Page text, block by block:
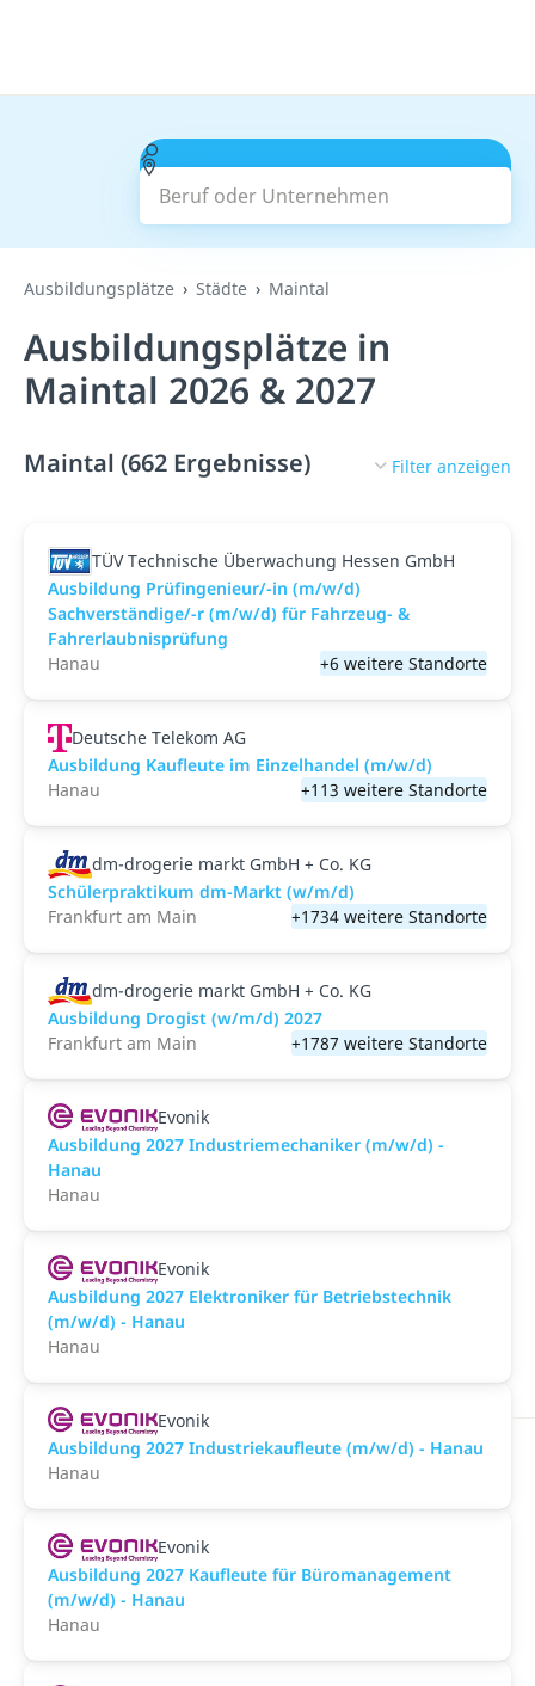
Beruf oder Unternehmen
Suchen
Ausbildungsplätze Städte Maintal
Ausbildungsplätze in
Maintal 2026 & 2027
Maintal (662 Ergebnisse) Filter anzeigen
TÜV Technische Überwachung Hessen GmbH
Ausbildung Prüfingenieur/-in (m/w/d)
Sachverständige/-r (m/w/d) für Fahrzeug- &
Fahrerlaubnisprüfung
Hanau
+6 weitere Standorte
Deutsche Telekom AG
Ausbildung Kaufleute im Einzelhandel (m/w/d)
Hanau
+113 weitere Standorte
dm-drogerie markt GmbH + Co. KG
Schülerpraktikum dm-Markt (w/m/d)
Frankfurt am Main
+1734 weitere Standorte
dm-drogerie markt GmbH + Co. KG
Ausbildung Drogist (w/m/d) 2027
Frankfurt am Main
+1787 weitere Standorte
Evonik
Ausbildung 2027 Industriemechaniker (m/w/d) -
Hanau
Hanau
Evonik
Ausbildung 2027 Elektroniker für Betriebstechnik
(m/w/d) - Hanau
Hanau
Evonik
Ausbildung 2027 Industriekaufleute (m/w/d) - Hanau
Hanau
Evonik
Ausbildung 2027 Kaufleute für Büromanagement
(m/w/d) - Hanau
Hanau